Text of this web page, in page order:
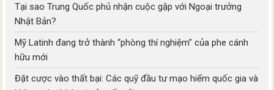
Tại sao Trung Quốc phủ nhận cuộc gặp với Ngoại trưởng
Nhật Bản?
Mỹ Latinh đang trở thành “phòng thí nghiệm” của phe cánh
hữu mới
Đặt cược vào thất bại: Các quỹ đầu tư mạo hiểm quốc gia và